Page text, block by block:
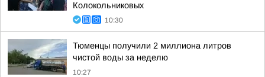
Колокольниковых
10:30
Тюменцы получили 2 миллиона литров
чистой воды за неделю
10:27